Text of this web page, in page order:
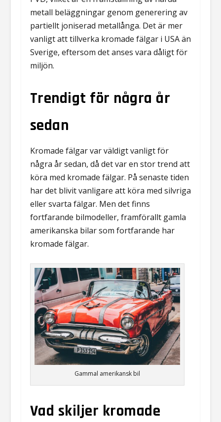
metall beläggningar genom generering av
partiellt joniserad metallånga. Det är mer
vanligt att tillverka kromade fälgar i USA än
Sverige, eftersom det anses vara dåligt för
miljön.
Trendigt för några år
sedan
Kromade fälgar var väldigt vanligt för
några år sedan, då det var en stor trend att
köra med kromade fälgar. På senaste tiden
har det blivit vanligare att köra med silvriga
eller svarta fälgar. Men det finns
fortfarande bilmodeller, framförallt gamla
amerikanska bilar som fortfarande har
kromade fälgar.
Gammal amerikansk bil
Vad skiljer kromade